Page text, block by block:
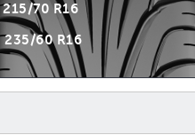
215/70 R16
235/60 R16